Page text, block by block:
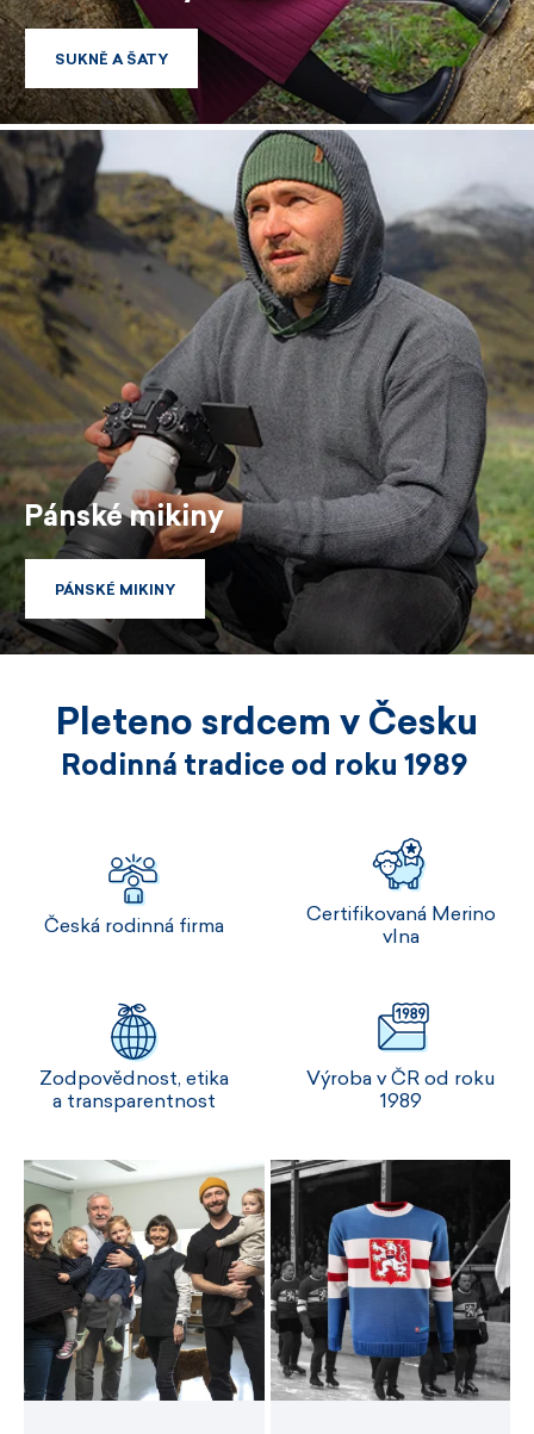
SUKNĚ A ŠATY
SUKNĚ A ŠATY
Pánské mikiny
PÁNSKÉ MIKINY
PÁNSKÉ MIKINY
Pleteno srdcem v Česku
Rodinná tradice od roku 1989
Česká rodinná firma
Certifikovaná Merino
vlna
Zodpovědnost, etika
a transparentnost
Výroba v ČR od roku
1989